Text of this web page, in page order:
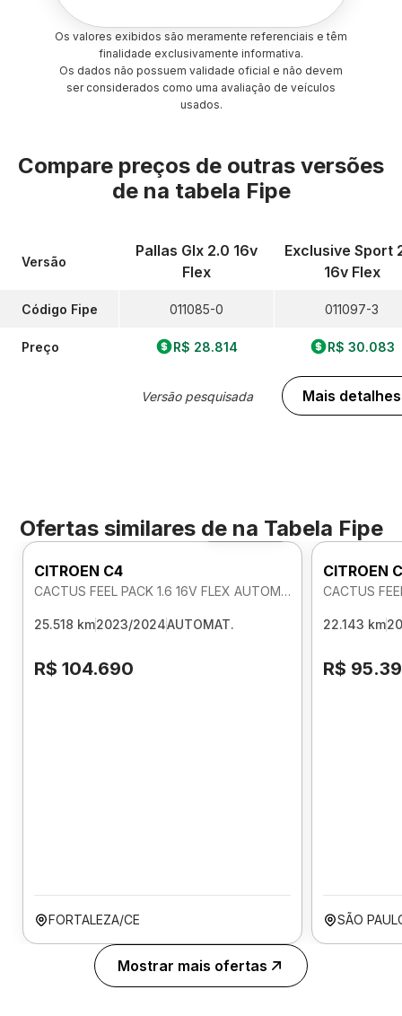
Os valores exibidos são meramente referenciais e têm
finalidade exclusivamente informativa.
Os dados não possuem validade oficial e não devem
ser considerados como uma avaliação de veículos
usados.
Compare preços de outras versões
de na tabela Fipe
Versão
Código Fipe
Preço
Pallas Glx 2.0 16v
Flex
011085-0
R$ 28.814
Versão pesquisada
Exclusive Sport
16v Flex
011097-3
R$ 30.083
Mais detalhes
Ofertas similares de na Tabela Fipe
Foto 360º
CITROEN C4
CACTUS FEEL PACK 1.6 16V FLEX AUTOMATICO
25.518 km2023/2024AUTOMAT.
R$ 104.690
FORTALEZA/CE
CITROEN
CACTUS
22.143 km
R$
SÃO
Mostrar mais ofertas